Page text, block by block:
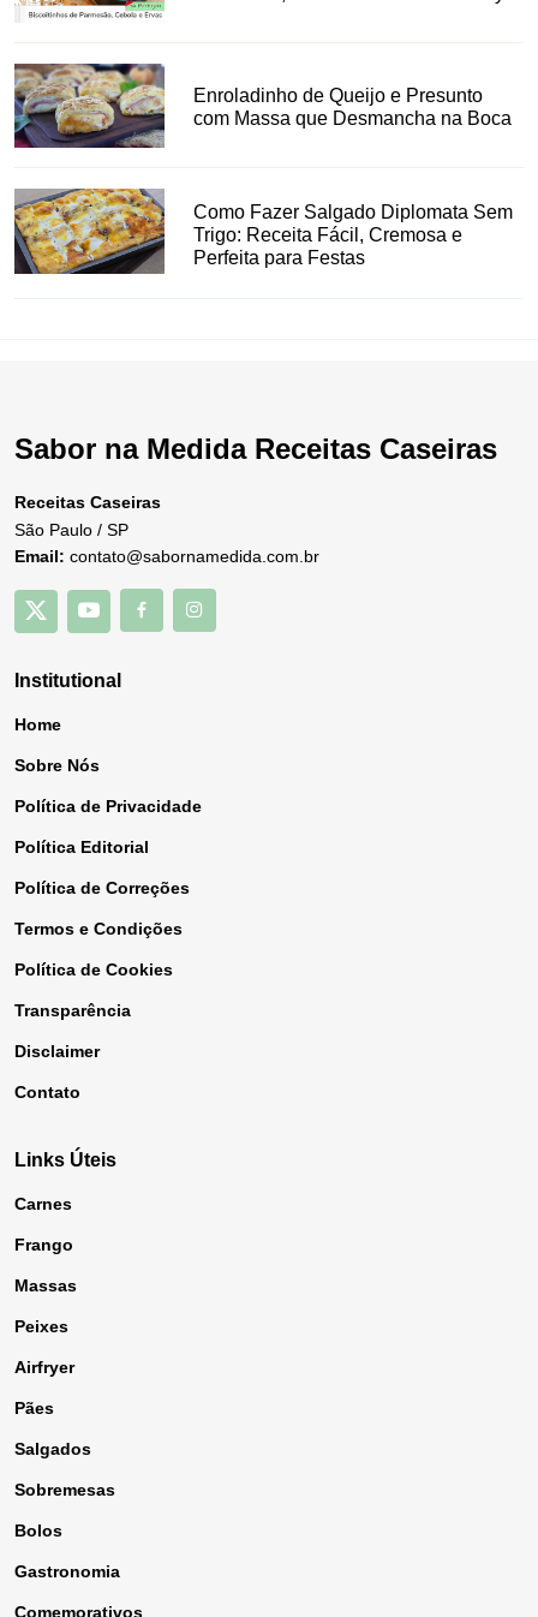
Enroladinho de Queijo e Presunto
com Massa que Desmancha na Boca
Como Fazer Salgado Diplomata Sem
Trigo: Receita Fácil, Cremosa e
Perfeita para Festas
Sabor na Medida Receitas Caseiras
Receitas Caseiras
São Paulo / SP
Email: contato@sabornamedida.com.br
Institutional
Home
Sobre Nós
Política de Privacidade
Política Editorial
Política de Correções
Termos e Condições
Política de Cookies
Transparência
Disclaimer
Contato
Links Úteis
Carnes
Frango
Massas
Peixes
Airfryer
Pães
Salgados
Sobremesas
Bolos
Gastronomia
Comemorativos